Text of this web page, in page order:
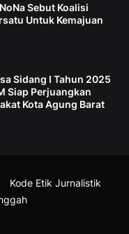
Sebut Koalisi
Untuk Kemajuan
Sidang I Tahun 2025
Siap Perjuangkan
Kota Agung Barat
Kode Etik Jurnalistik